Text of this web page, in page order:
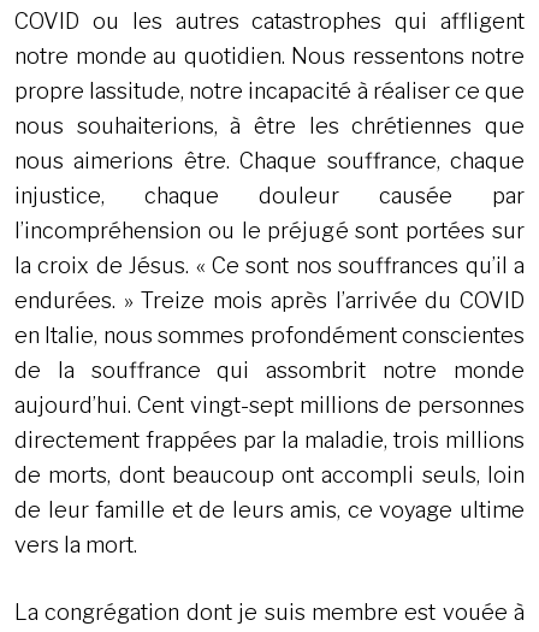
COVID ou les autres catastrophes qui affligent
notre monde au quotidien. Nous ressentons notre
propre lassitude, notre incapacité à réaliser ce que
nous souhaiterions, à être les chrétiennes que
nous aimerions être. Chaque souffrance, chaque
injustice, chaque douleur causée par
l’incompréhension ou le préjugé sont portées sur
la croix de Jésus. « Ce sont nos souffrances qu’il a
endurées. » Treize mois après l’arrivée du COVID
en Italie, nous sommes profondément conscientes
de la souffrance qui assombrit notre monde
aujourd’hui. Cent vingt-sept millions de personnes
directement frappées par la maladie, trois millions
de morts, dont beaucoup ont accompli seuls, loin
de leur famille et de leurs amis, ce voyage ultime
vers la mort.
La congrégation dont je suis membre est vouée à